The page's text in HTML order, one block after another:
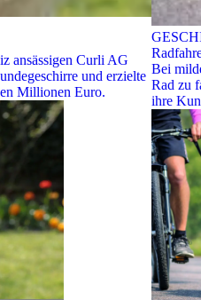
ansässigen Curli AG
und erzielte
Millionen Euro.
Bei
Rad zu
ihre